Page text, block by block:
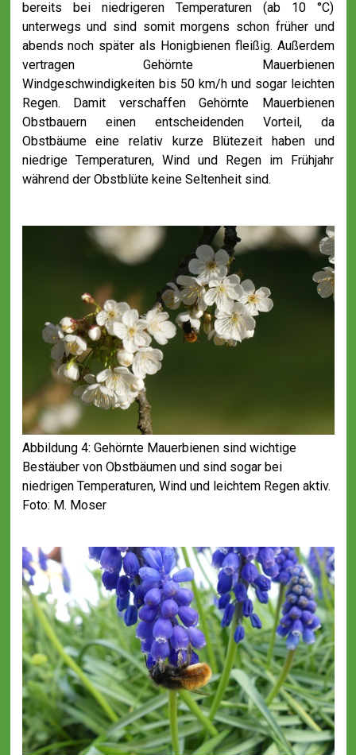
bereits bei niedrigeren Temperaturen (ab 10 °C)
unterwegs und sind somit morgens schon früher und
abends noch später als Honigbienen fleißig. Außerdem
vertragen Gehörnte Mauerbienen
Windgeschwindigkeiten bis 50 km/h und sogar leichten
Regen. Damit verschaffen Gehörnte Mauerbienen
Obstbauern einen entscheidenden Vorteil, da
Obstbäume eine relativ kurze Blütezeit haben und
niedrige Temperaturen, Wind und Regen im Frühjahr
während der Obstblüte keine Seltenheit sind.
Abbildung 4: Gehörnte Mauerbienen sind wichtige
Bestäuber von Obstbäumen und sind sogar bei
niedrigen Temperaturen, Wind und leichtem Regen aktiv.
Foto: M. Moser